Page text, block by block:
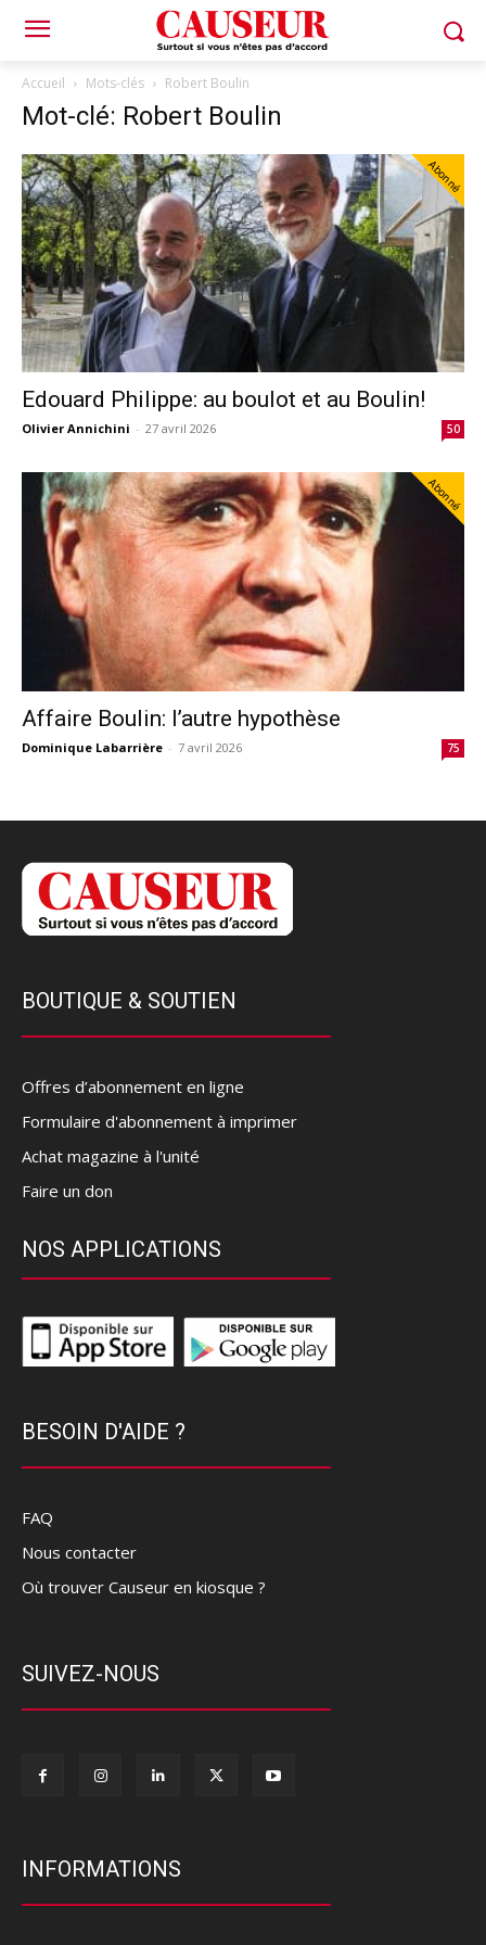
Accueil Mots-clés Robert Boulin
Mot-clé: Robert Boulin
Abonné
Edouard Philippe: au boulot et au Boulin!
Olivier Annichini - 27 avril 2026 50
Abonné
Affaire Boulin: l’autre hypothèse
Dominique Labarrière - 7 avril 2026 75
BOUTIQUE & SOUTIEN
Offres d’abonnement en ligne
Formulaire d'abonnement à imprimer
Achat magazine à l'unité
Faire un don
NOS APPLICATIONS
BESOIN D'AIDE ?
FAQ
Nous contacter
Où trouver Causeur en kiosque ?
SUIVEZ-NOUS
INFORMATIONS